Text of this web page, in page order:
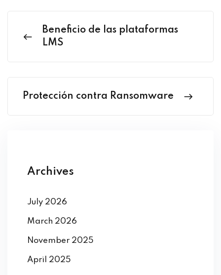
Beneficio de las plataformas
LMS
Protección contra Ransomware
Archives
July 2026
March 2026
November 2025
April 2025